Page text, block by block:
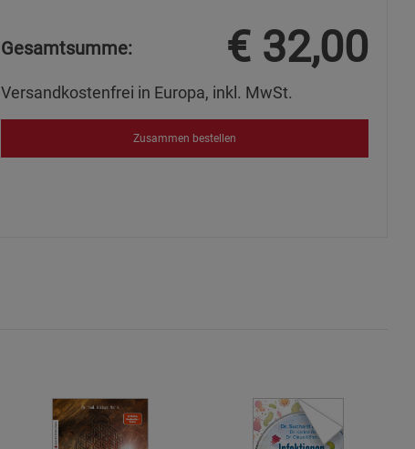
Gesamtsumme: € 32,00
Versandkostenfrei in Europa, inkl. MwSt.
Zusammen bestellen